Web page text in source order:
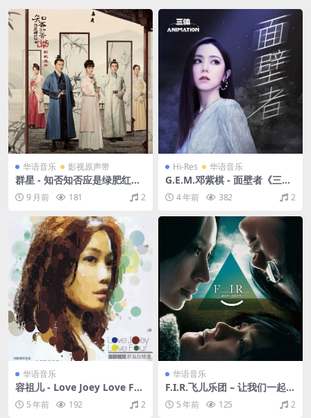
华语音乐 影视原声带
群星 - 知否知否应是绿肥红瘦
电视剧原声带（2019/FLAC/
分轨/681M）
9 月前 181 2
Hi-Res 华语音乐
G.E.M.邓紫棋 - 面壁者《三
体》动画片尾主题曲（2022/F
LAC/单曲/46.3M）(24bit/48
kHz)
4 年前 382 2
华语音乐
容祖儿 - Love Joey Love Fo
ur 喜欢祖儿4 新曲加精选 4CD
2008（WAV+CUE/整轨/2.29
5 年前 192 2
华语音乐
F.I.R.飞儿乐团 – 让我们一起微
笑吧（2009/FLAC/分轨/279
M）5 年前 125 2